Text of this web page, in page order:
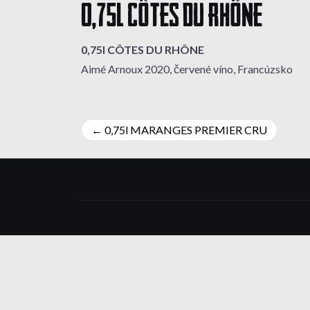
0,75l CÔTES DU RHÔNE
0,75l CÔTES DU RHÔNE
Aimé Arnoux 2020, červené víno, Francúzsko
Navigácia
v
0,75l MARANGES PREMIER CRU